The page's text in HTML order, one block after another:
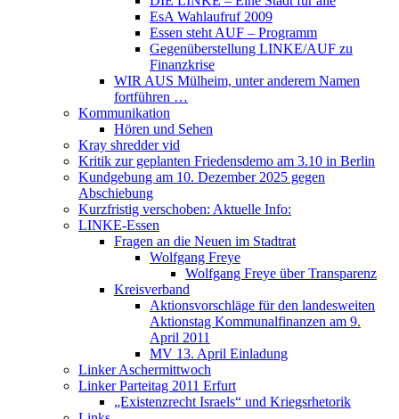
EsA Wahlaufruf 2009
Essen steht AUF – Programm
Gegenüberstellung LINKE/AUF zu
Finanzkrise
WIR AUS Mülheim, unter anderem Namen
fortführen …
Kommunikation
Hören und Sehen
Kray shredder vid
Kritik zur geplanten Friedensdemo am 3.10 in Berlin
Kundgebung am 10. Dezember 2025 gegen
Abschiebung
Kurzfristig verschoben: Aktuelle Info:
LINKE-Essen
Fragen an die Neuen im Stadtrat
Wolfgang Freye
Wolfgang Freye über Transparenz
Kreisverband
Aktionsvorschläge für den landesweiten
Aktionstag Kommunalfinanzen am 9.
April 2011
MV 13. April Einladung
Linker Aschermittwoch
Linker Parteitag 2011 Erfurt
„Existenzrecht Israels“ und Kriegsrhetorik